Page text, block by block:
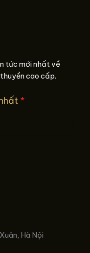
tức mới nhất về
cao cấp.
*
Hà Nội